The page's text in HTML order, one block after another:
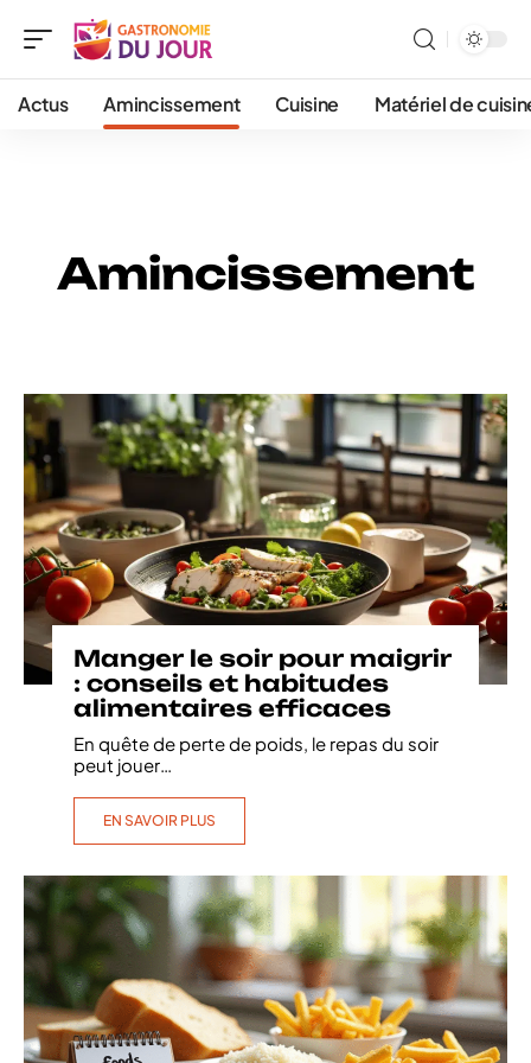
Actus Amincissement Cuisine Matériel de
Amincissement
Manger le soir pour maigrir
: conseils et habitudes
alimentaires efficaces
En quête de perte de poids, le repas du soir
peut jouer
EN SAVOIR PLUS